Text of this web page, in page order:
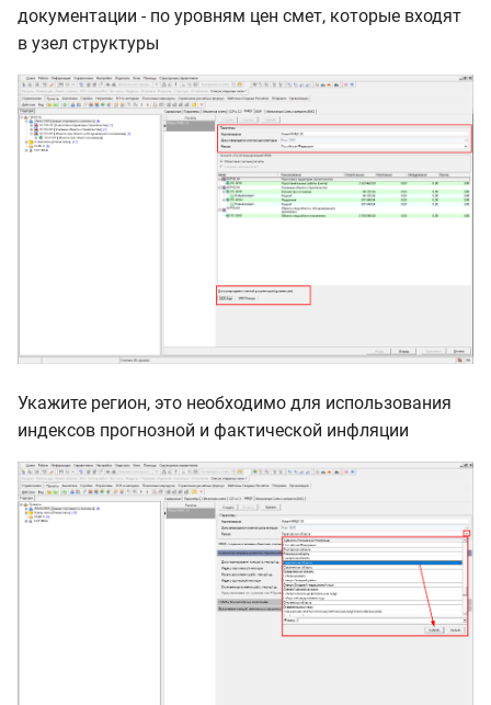
документации - по уровням цен смет, которые входят
в узел структуры
Укажите регион, это необходимо для использования
индексов прогнозной и фактической инфляции